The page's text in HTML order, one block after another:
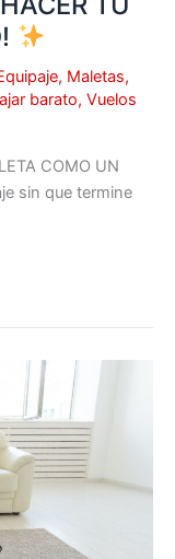
, Maletas,
barato, Vuelos
COMO UN
sin que termine